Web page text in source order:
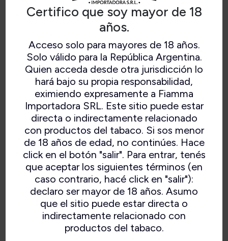
Certifico que soy mayor de 18
años.
Acceso solo para mayores de 18 años.
Solo válido para la República Argentina.
Quien acceda desde otra jurisdicción lo
hará bajo su propia responsabilidad,
eximiendo expresamente a Fiamma
Importadora SRL. Este sitio puede estar
directa o indirectamente relacionado
con productos del tabaco. Si sos menor
de 18 años de edad, no continúes. Hace
click en el botón "salir". Para entrar, tenés
que aceptar los siguientes términos (en
caso contrario, hacé click en "salir"):
declaro ser mayor de 18 años. Asumo
que el sitio puede estar directa o
indirectamente relacionado con
productos del tabaco.
Peso
31 g
Altura del cuenco
Ancho del cuenco
30 mm
Profundidad de la
cámara
33 mm
Ancho de la cámara
18 mm
Material del tallo
Vulcanita
Filtro
Ninguno
Forma
Póker
Acabado
Rusticado
Brezo